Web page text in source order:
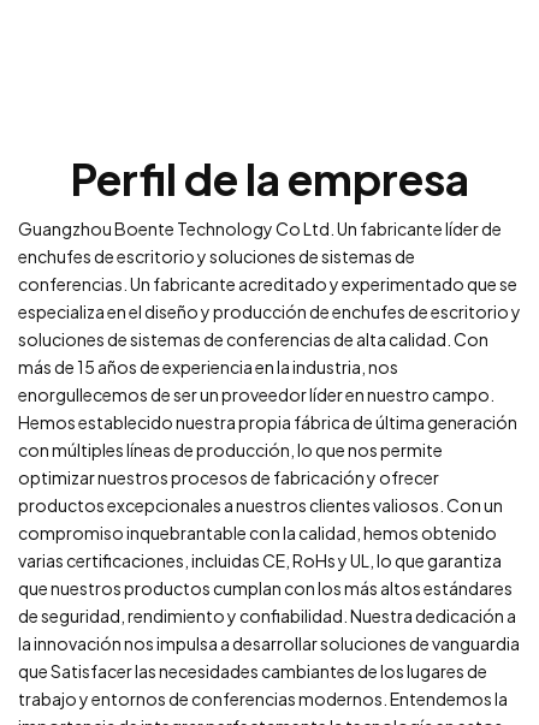
Perfil de la empresa
Guangzhou Boente Technology Co Ltd. Un fabricante líder de
enchufes de escritorio y soluciones de sistemas de
conferencias. Un fabricante acreditado y experimentado que se
especializa en el diseño y producción de enchufes de escritorio y
soluciones de sistemas de conferencias de alta calidad. Con
más de 15 años de experiencia en la industria, nos
enorgullecemos de ser un proveedor líder en nuestro campo.
Hemos establecido nuestra propia fábrica de última generación
con múltiples líneas de producción, lo que nos permite
optimizar nuestros procesos de fabricación y ofrecer
productos excepcionales a nuestros clientes valiosos. Con un
compromiso inquebrantable con la calidad, hemos obtenido
varias certificaciones, incluidas CE, RoHs y UL, lo que garantiza
que nuestros productos cumplan con los más altos estándares
de seguridad, rendimiento y confiabilidad. Nuestra dedicación a
la innovación nos impulsa a desarrollar soluciones de vanguardia
que Satisfacer las necesidades cambiantes de los lugares de
trabajo y entornos de conferencias modernos. Entendemos la